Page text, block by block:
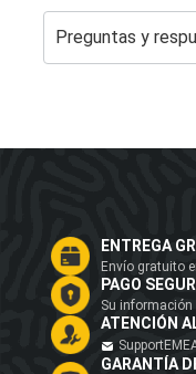
ENTREGA
Envío gratuito
PAGO
Su información
ATENCIÓN
GARANTÍA